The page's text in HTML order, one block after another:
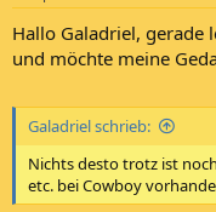
Hallo Galadriel, gerade
und möchte meine
Galadriel schrieb:
Nichts desto trotz ist
etc. bei Cowboy